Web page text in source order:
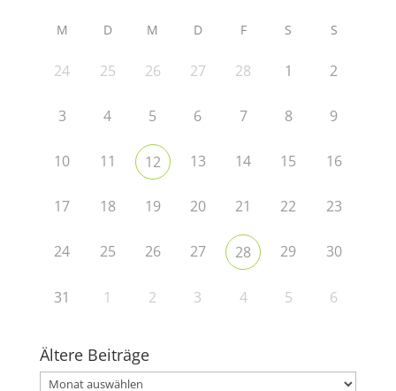
M D M D F S S
24 25 26 27 28 1 2
3 4 5 6 7 8 9
10 11 12 13 14 15 16
17 18 19 20 21 22 23
24 25 26 27 28 29 30
31 1 2 3 4 5 6
Ältere Beiträge
Ältere